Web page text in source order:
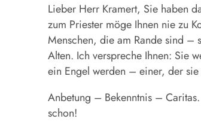
Lieber Herr Kramert, Sie haben
zum Priester möge Ihnen nie zu
Menschen, die am Rande sind –
Alten. Ich verspreche Ihnen: Sie
ein Engel werden – einer, der sie
Anbetung – Bekenntnis –
schon!